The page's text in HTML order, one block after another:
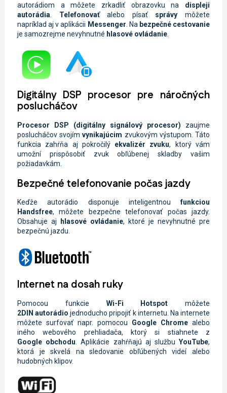
autorádiom a môžete zrkadliť obrazovku na displeji
autorádia
Telefonovaťalebo písať správy môžete
napríklad aj v aplikácii Messenger . Na bezpečné cestovanie
je samozrejme nevyhnutné hlasové ovládanie
Digitálny DSP procesor pre náročných
poslucháčov
Procesor DSP (digitálny signálový procesor) zaujme
poslucháčov svojímvynikajúcim zvukovým výstupom. Táto
funkcia zahŕňa aj pokročilý ekvalizér zvuku, ktorý vám
umožní prispôsobiť zvuk obľúbenej skladby vašim
požiadavkám.
Bezpečné telefonovanie počas jazdy
Keďže autorádio disponuje inteligentnoufunkciou
Handsfree, môžete
bezpečne telefonovať počas jazdy.
Obsahuje aj
hlasové ovládanie, ktoré je nevyhnutné pre
bezpečnú jazdu.
Internet na dosah ruky
Pomocou funkcie Wi-Fi Hotspot môžete
2DIN autorádiojednoducho pripojiť k internetu. Na internete
môžete surfovať napr. pomocou Google Chrome alebo
iného webového prehliadača, ktorý si stiahnete z
Google obchodu . Aplikácie zahŕňajú aj službuYouTube,
ktorá je skvelá na sledovanie obľúbených videí alebo
hudobných klipov.